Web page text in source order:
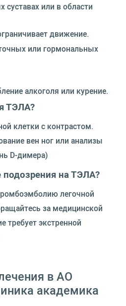
суставах или в области
движение.
или гормональных
алкоголя или курение.
ТЭЛА?
клетки с контрастом.
вен ног или анализы
D-димера)
подозрения на ТЭЛА?
легочной
за медицинской
требует экстренной
в АО
академика